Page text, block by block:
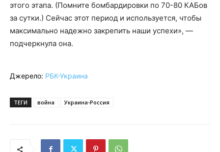
этого этапа. (Помните бомбардировки по 70-80 КАБов
за сутки.) Сейчас этот период и используется, чтобы
максимально надежно закрепить наши успехи», —
подчеркнула она.
Джерело: РБК-Украина
ТЕГИ война Украина-Россия